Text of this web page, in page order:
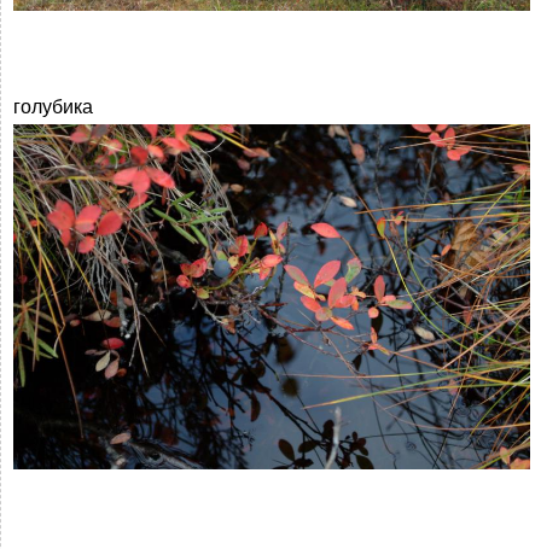
голубика